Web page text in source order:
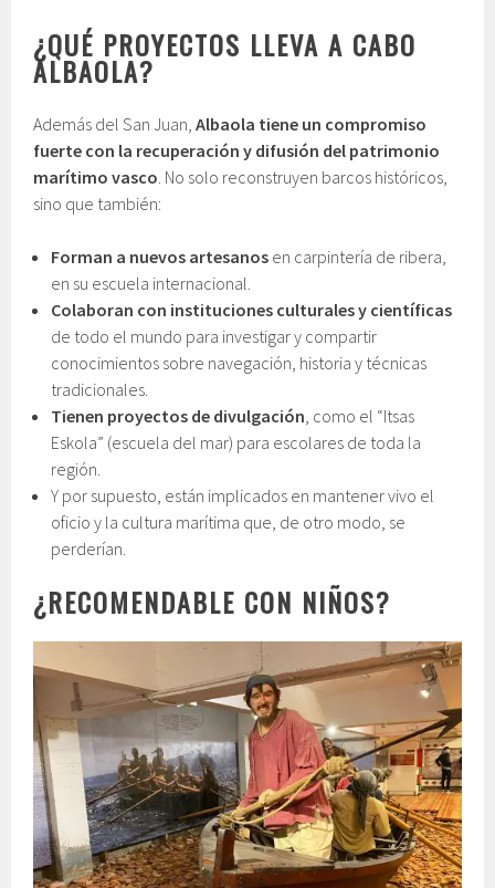
¿QUÉ PROYECTOS LLEVA A CABO
ALBAOLA?
Además del San Juan,Albaola tiene un compromiso
fuerte con la recuperación y difusión del patrimonio
marítimo vasco. No solo reconstruyen barcos históricos,
sino que también:
Forman a nuevos artesanos en carpintería de ribera,
en su escuela internacional.
Colaboran con instituciones culturales y científicas
de todo el mundo para investigar y compartir
conocimientos sobre navegación, historia y técnicas
tradicionales.
Tienen proyectos de divulgación, como el “Itsas
Eskola” (escuela del mar) para escolares de toda la
región.
Y por supuesto, están implicados en mantener vivo el
oficio y la cultura marítima que, de otro modo, se
perderían.
¿RECOMENDABLE CON NIÑOS?